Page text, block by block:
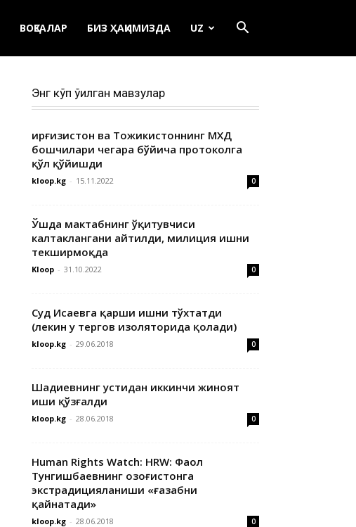
ВОҚЕАЛАР БИЗ ҲАҚИМИЗДА UZ
Энг кўп ўқилган мавзулар
Қирғизистон ва Тожикистоннинг МХДҚ
бошчилари чегара бўйича протоколга
қўл қўйишди
kloop.kg - 15.11.2022 0
Ўшда мактабнинг ўқитувчиси
калтаклангани айтилди, милиция ишни
текширмоқда
Kloop - 31.10.2022 0
Суд Исаевга қарши ишни тўхтатди
(лекин у тергов изоляторида қолади)
kloop.kg - 29.06.2018 0
Шадиевнинг устидан иккинчи жиноят
иши қўзғалди
kloop.kg - 28.06.2018 0
Human Rights Watch: HRW: Фаол
Тунгишбаевнинг Қозоғистонга
экстрадицияланиши «ғазабни
қайнатади»
kloop.kg - 28.06.2018 0